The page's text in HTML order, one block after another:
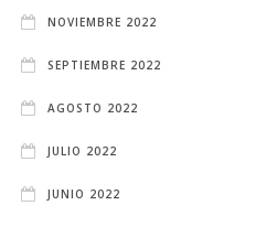
NOVIEMBRE 2022
SEPTIEMBRE 2022
AGOSTO 2022
JULIO 2022
JUNIO 2022